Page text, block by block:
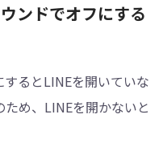
ンドでオフにする
るとLINEを開いていな
め、LINEを開かないと